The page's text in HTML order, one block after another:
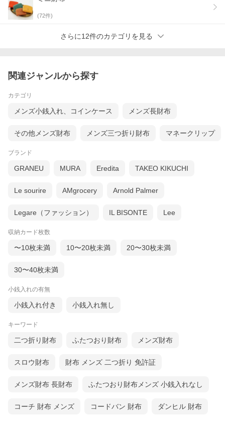
(72件)
さらに12件のカテゴリを見る
関連ジャンルから探す
カテゴリ
メンズ小銭入れ、コインケース メンズ長財布
その他メンズ財布 メンズ三つ折り財布 マネークリップ
ブランド
GRANEU MURA Eredita TAKEO KIKUCHI
Le sourire AMgrocery Arnold Palmer
Legare（ファッション） IL BISONTE Lee
収納カード枚数
〜10枚未満 10〜20枚未満 20〜30枚未満
30〜40枚未満
小銭入れの有無
小銭入れ付き 小銭入れ無し
キーワード
二つ折り財布 ふたつおり財布 メンズ財布
スロウ財布 財布 メンズ 二つ折り 免許証
メンズ財布 長財布 ふたつおり財布メンズ 小銭入れなし
コーチ 財布 メンズ コードバン 財布 ダンヒル 財布